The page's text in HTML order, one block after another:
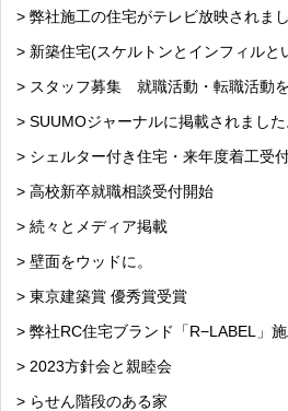
> 弊社施工の住宅がテレビ放映されまし
> 新築住宅(スケルトンとインフィルと
> スタッフ募集 就職活動・転職活動
> SUUMOジャーナルに掲載されました
> シェルター付き住宅・来年度着工受
> 高校新卒就職相談受付開始
> 続々とメディア掲載
> 壁面をウッドに。
> 東京建築賞 優秀賞受賞
> 弊社RC住宅ブランド「R−LABEL」施
> 2023方針会と親睦会
> らせん階段のある家